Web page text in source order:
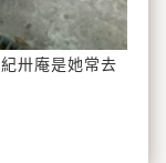
卅庵是她常去